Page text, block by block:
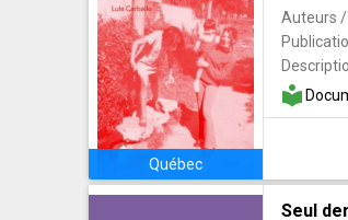
Québec
Auteurs /
local_library
Seul